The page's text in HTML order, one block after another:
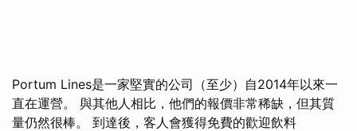
Portum Lines是一家堅實的公司（至少）自2014年以來一
直在運營。 與其他人相比，他們的報價非常稀缺，但其質
量仍然很棒。 到達後，客人會獲得免費的歡迎飲料